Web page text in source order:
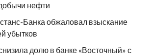
нефти
Банка обжаловал взыскание
убытков
долю в банке «Восточный» с